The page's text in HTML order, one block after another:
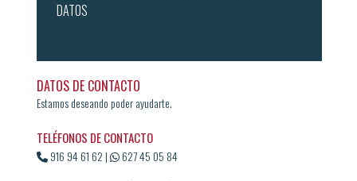
DATOS
DATOS DE CONTACTO
Estamos deseando poder ayudarte.
TELÉFONOS DE CONTACTO
916 94 61 62| 627 45 05 84